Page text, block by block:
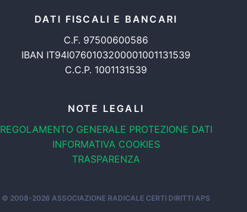
DATI FISCALI E BANCARI
C.F. 97500600586
IBAN IT94I0760103200001001131539
C.C.P. 1001131539
NOTE LEGALI
REGOLAMENTO GENERALE PROTEZIONE DATI
INFORMATIVA COOKIES
TRASPARENZA
© 2008-2026 ASSOCIAZIONE RADICALE CERTI DIRITTI APS